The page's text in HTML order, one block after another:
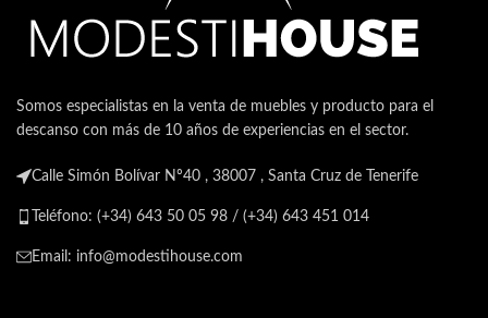
Somos especialistas en la venta de muebles y producto para el
descanso con más de 10 años de experiencias en el sector.
Calle Simón Bolívar Nº40 , 38007 , Santa Cruz de Tenerife
Teléfono: (+34) 643 50 05 98 / (+34) 643 451 014
Email: info@modestihouse.com